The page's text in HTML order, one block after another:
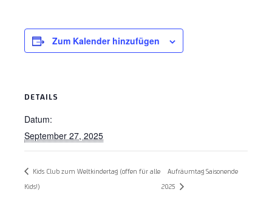
Zum Kalender hinzufügen
DETAILS
Datum:
September 27, 2025
Kids Club zum Weltkindertag (offen für alle
Kids!)
Aufräumtag Saisonende
2025